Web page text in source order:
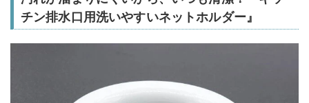
チン排水口用洗いやすいネットホルダー』